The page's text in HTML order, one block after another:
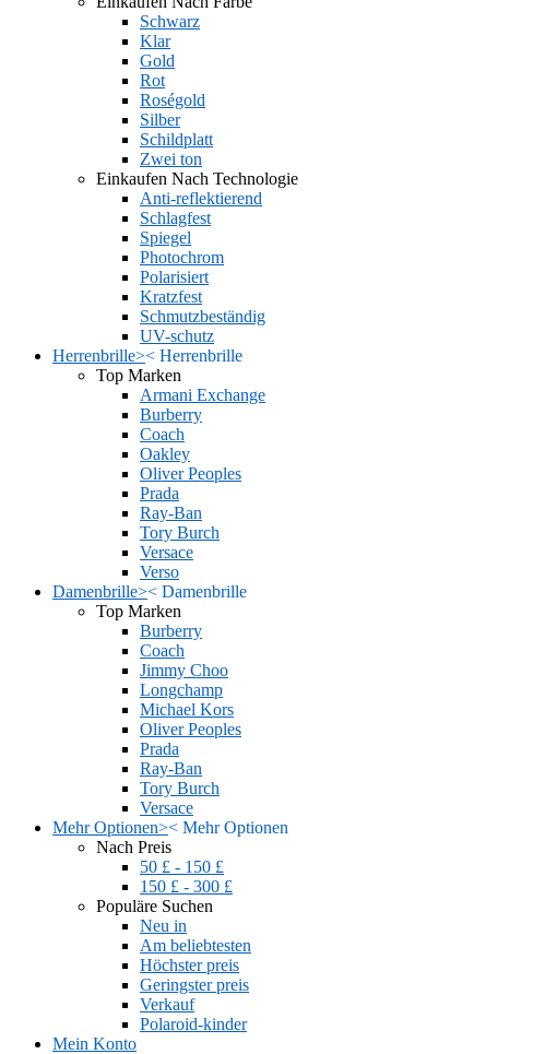
Schwarz
Klar
Gold
Rot
Roségold
Silber
Schildplatt
Zwei ton
Einkaufen Nach Technologie
Anti-reflektierend
Schlagfest
Spiegel
Photochrom
Polarisiert
Kratzfest
Schmutzbeständig
UV-schutz
Herrenbrille>< Herrenbrille
Top Marken
Armani Exchange
Burberry
Coach
Oakley
Oliver Peoples
Prada
Ray-Ban
Tory Burch
Versace
Verso
Damenbrille>< Damenbrille
Top Marken
Burberry
Coach
Jimmy Choo
Longchamp
Michael Kors
Oliver Peoples
Prada
Ray-Ban
Tory Burch
Versace
Mehr Optionen>< Mehr Optionen
Nach Preis
50 £ - 150 £
150 £ - 300 £
Populäre Suchen
Neu in
Am beliebtesten
Höchster preis
Geringster preis
Verkauf
Polaroid-kinder
Mein Konto